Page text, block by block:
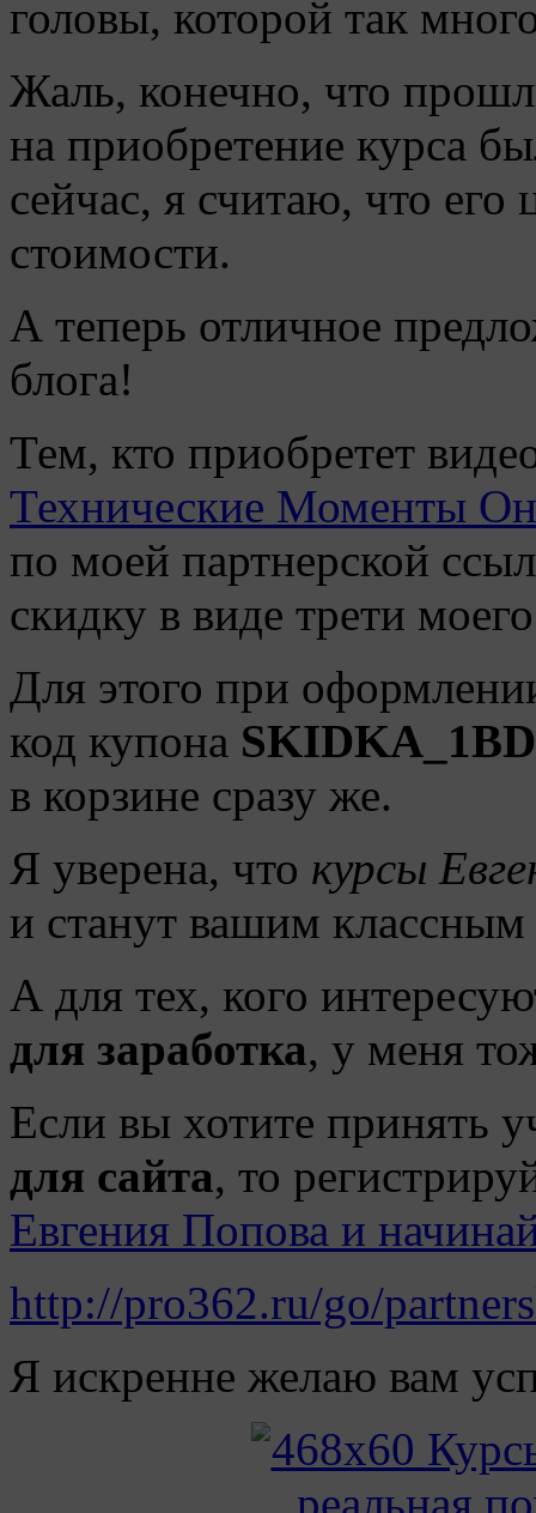
головы, которой так
Жаль, конечно, что
на приобретение курса
сейчас, я считаю, что
стоимости.
А теперь отличное
блога!
Тем, кто приобретет
Технические Моменты
по моей партнерской
скидку в виде трети
Для этого при
код купона SKIDKA_1BD
в корзине сразу же.
Я уверена, что курсы
и станут вашим классным
А для тех, кого
для заработка, у меня
Если вы хотите принять
для сайта, то
Евгения Попова и
http://pro362.ru/go/
Я искренне желаю вам